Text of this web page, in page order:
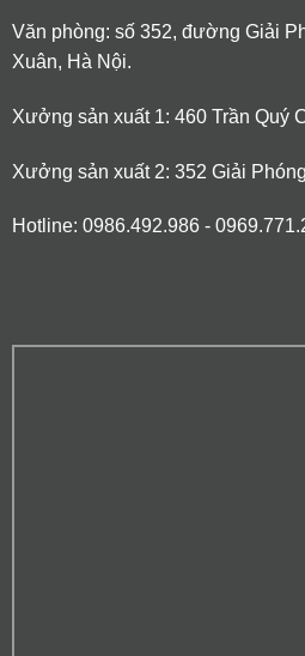
Văn phòng: số 352, đường Giải
Xuân, Hà Nội.
Xưởng sản xuất 1: 460 Trần Quý
Xưởng sản xuất 2: 352 Giải
Hotline: 0986.492.986 -